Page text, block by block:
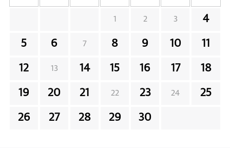
1 2 3 4
5 6 7 8 9 10 11
12 13 14 15 16 17 18
19 20 21 22 23 24 25
26 27 28 29 30